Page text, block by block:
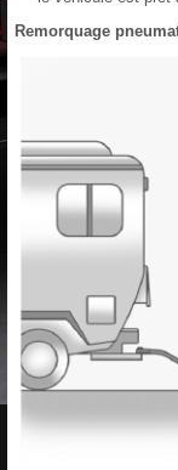
Remorquage